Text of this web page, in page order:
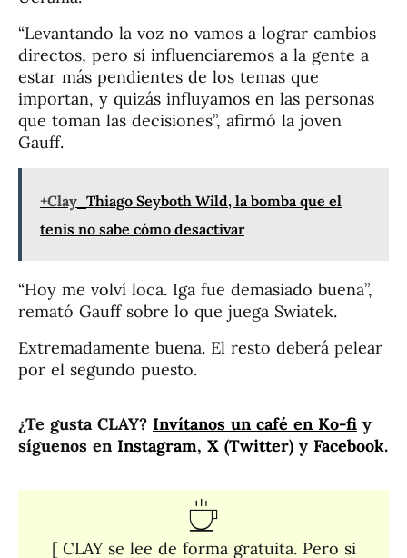
“Levantando la voz no vamos a lograr cambios
directos, pero sí influenciaremos a la gente a
estar más pendientes de los temas que
importan, y quizás influyamos en las personas
que toman las decisiones”, afirmó la joven
Gauff.
+Clay Thiago Seyboth Wild, la bomba que el
tenis no sabe cómo desactivar
“Hoy me volví loca. Iga fue demasiado buena”,
remató Gauff sobre lo que juega Swiatek.
Extremadamente buena. El resto deberá pelear
por el segundo puesto.
¿Te gusta CLAY? Invítanos un café en Ko-fi y
síguenos en Instagram, X (Twitter) y Facebook.
[ CLAY se lee de forma gratuita. Pero si